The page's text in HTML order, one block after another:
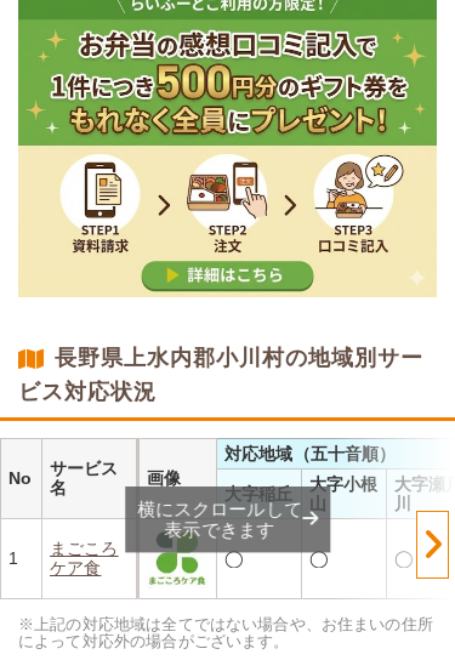
長野県上水内郡小川村の地域別サー
ビス対応状況
No
サービス
名
画像
対応地域（五十音順）
大字稲丘
大字小根
山
大字瀬戸
川
1
まごころ
ケア食
◯ ◯ ◯
横にスクロールして
表示できます
※上記の対応地域は全てではない場合や、お住まいの住所
によって対応外の場合がございます。